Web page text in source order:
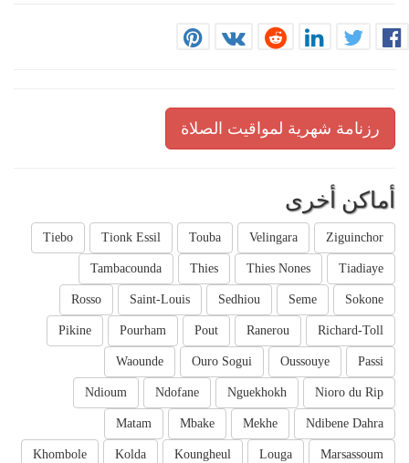
رزنامة شهرية لمواقيت الصلاة
أماكن أخرى
Ziguinchor
Velingara
Touba
Tionk Essil
Tiebo
Tiadiaye
Thies Nones
Thies
Tambacounda
Sokone
Seme
Sedhiou
Saint-Louis
Rosso
Richard-Toll
Ranerou
Pout
Pourham
Pikine
Passi
Oussouye
Ouro Sogui
Waounde
Nioro du Rip
Nguekhokh
Ndofane
Ndioum
Ndibene Dahra
Mekhe
Mbake
Matam
Marsassoum
Louga
Koungheul
Kolda
Khombole